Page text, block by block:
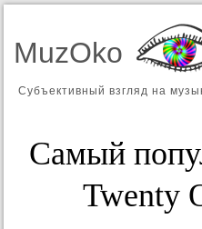
MuzOko
Субъективный взгляд на
Самый
Twenty